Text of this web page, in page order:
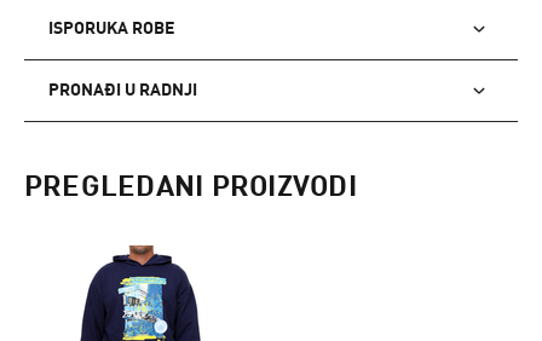
ISPORUKA ROBE
PRONAĐI U RADNJI
PREGLEDANI PROIZVODI